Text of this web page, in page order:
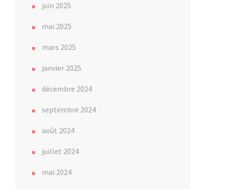
juin 2025
mai 2025
mars 2025
janvier 2025
décembre 2024
septembre 2024
août 2024
juillet 2024
mai 2024